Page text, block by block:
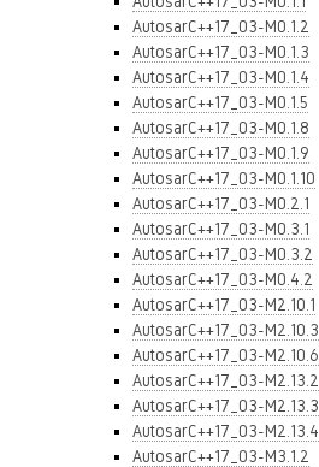
AutosarC++17_03-M0.1.2
AutosarC++17_03-M0.1.3
AutosarC++17_03-M0.1.4
AutosarC++17_03-M0.1.5
AutosarC++17_03-M0.1.8
AutosarC++17_03-M0.1.9
AutosarC++17_03-M0.1.10
AutosarC++17_03-M0.2.1
AutosarC++17_03-M0.3.1
AutosarC++17_03-M0.3.2
AutosarC++17_03-M0.4.2
AutosarC++17_03-M2.10.1
AutosarC++17_03-M2.10.3
AutosarC++17_03-M2.10.6
AutosarC++17_03-M2.13.2
AutosarC++17_03-M2.13.3
AutosarC++17_03-M2.13.4
AutosarC++17_03-M3.1.2